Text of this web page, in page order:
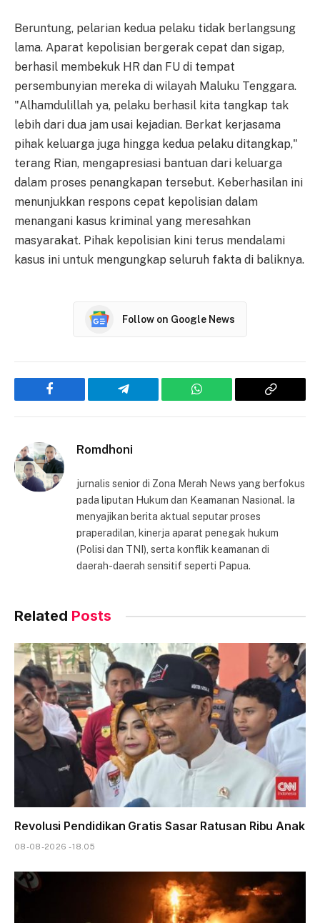
Beruntung, pelarian kedua pelaku tidak berlangsung
lama. Aparat kepolisian bergerak cepat dan sigap,
berhasil membekuk HR dan FU di tempat
persembunyian mereka di wilayah Maluku Tenggara.
"Alhamdulillah ya, pelaku berhasil kita tangkap tak
lebih dari dua jam usai kejadian. Berkat kerjasama
pihak keluarga juga hingga kedua pelaku ditangkap,"
terang Rian, mengapresiasi bantuan dari keluarga
dalam proses penangkapan tersebut. Keberhasilan ini
menunjukkan respons cepat kepolisian dalam
menangani kasus kriminal yang meresahkan
masyarakat. Pihak kepolisian kini terus mendalami
kasus ini untuk mengungkap seluruh fakta di baliknya.
Follow on Google News
Facebook Telegram WhatsApp
Copy
Romdhoni
jurnalis senior di Zona Merah News yang berfokus
pada liputan Hukum dan Keamanan Nasional. Ia
menyajikan berita aktual seputar proses
praperadilan, kinerja aparat penegak hukum
(Polisi dan TNI), serta konflik keamanan di
daerah-daerah sensitif seperti Papua.
Related Posts
Revolusi Pendidikan Gratis Sasar Ratusan Ribu Anak
08-08-2026 - 18.05